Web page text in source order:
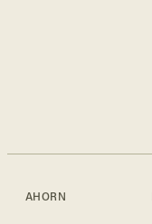
AHORN